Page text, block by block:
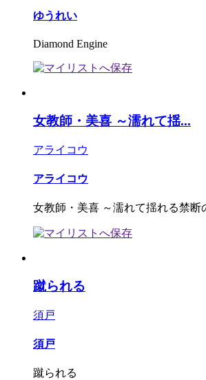
ゆうれい
Diamond Engine
女教師・美喜 ～濡れて揺...
アライコウ
アライコウ
女教師・美喜 ～濡れて揺れる禁断
蹴られる
須戸
須戸
蹴られる